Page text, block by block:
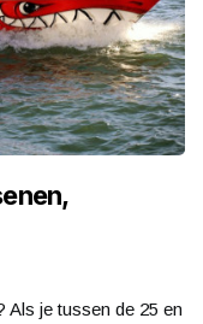
Als je tussen de 25 en